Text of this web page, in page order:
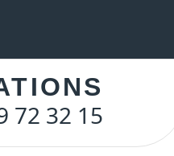
72 32 15